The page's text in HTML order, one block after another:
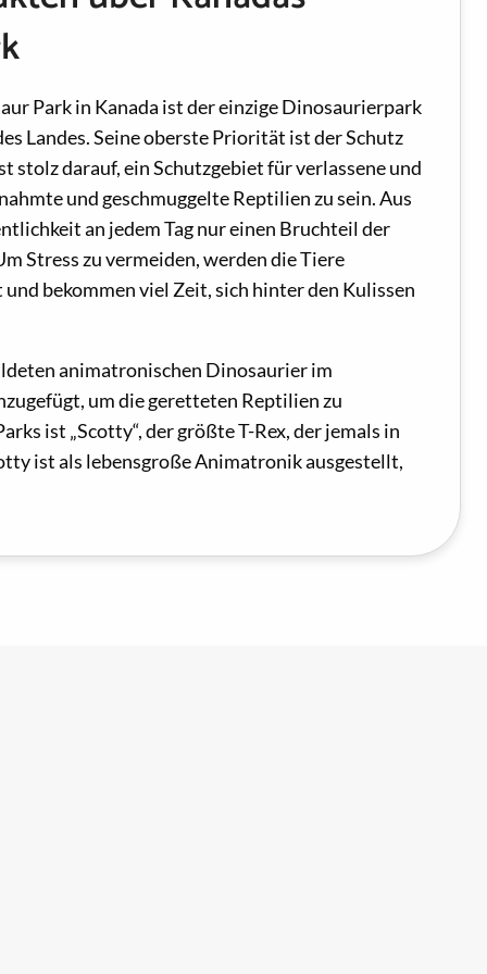
Park in Kanada ist der einzige Dinosaurierpark
Landes. Seine oberste Priorität ist der Schutz
stolz darauf, ein Schutzgebiet für verlassene und
und geschmuggelte Reptilien zu sein. Aus
an jedem Tag nur einen Bruchteil der
Stress zu vermeiden, werden die Tiere
bekommen viel Zeit, sich hinter den Kulissen
animatronischen Dinosaurier im
um die geretteten Reptilien zu
ist „Scotty“, der größte T-Rex, der jemals in
ist als lebensgroße Animatronik ausgestellt,